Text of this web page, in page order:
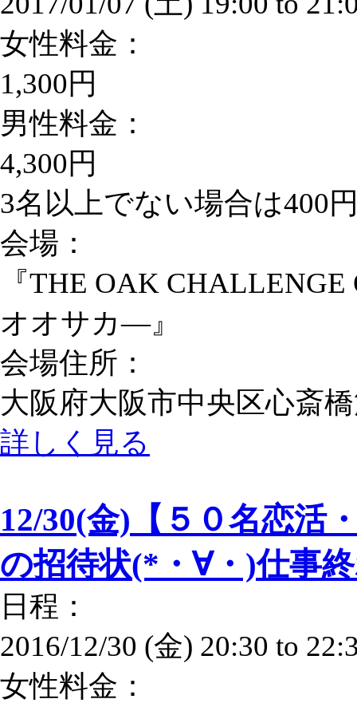
女性料金：
1,300円
男性料金：
4,300円
3名以上でない場合は400
会場：
『THE OAK
オオサカ―』
会場住所：
大阪府大阪市中央区心斎
詳しく見る
12/30(金)【５０名恋活
の招待状(*・∀・)仕事
日程：
2016/12/30 (金) 20:30 to
女性料金：